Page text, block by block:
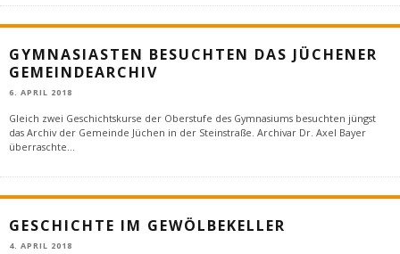
GYMNASIASTEN BESUCHTEN DAS JÜCHENER
GEMEINDEARCHIV
6. APRIL 2018
Gleich zwei Geschichtskurse der Oberstufe des Gymnasiums besuchten jüngst
das Archiv der Gemeinde Jüchen in der Steinstraße. Archivar Dr. Axel Bayer
überraschte
GESCHICHTE IM GEWÖLBEKELLER
4. APRIL 2018